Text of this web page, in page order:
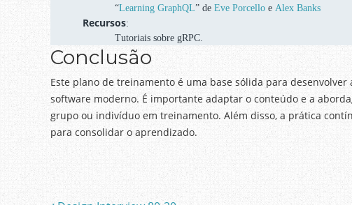
“Learning GraphQL” de Eve Porcello e Alex Banks
Recursos:
Tutoriais sobre gRPC.
Conclusão
Este plano de treinamento é uma base sólida para
software moderno. É importante adaptar o conteúdo e a
grupo ou indivíduo em treinamento. Além disso, a prática
para consolidar o aprendizado.